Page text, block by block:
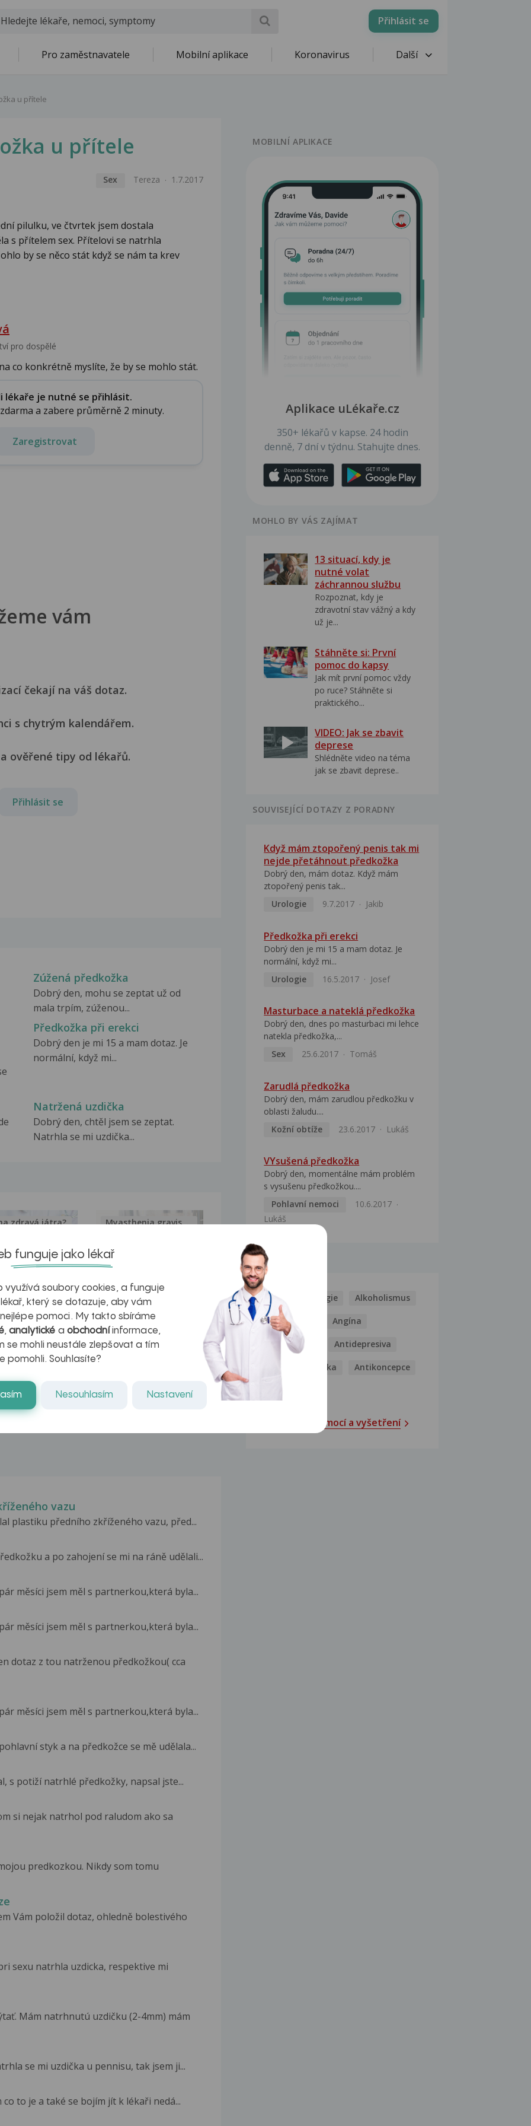
Přihlásit se
Pro zaměstnavatele Mobilní aplikace Koronavirus Další
u přítele
u přítele
Sex Tereza 1.7.2017
pilulku, ve čtvrtek jsem dostala
s přítelem sex. Přítelovi se natrhla
by se něco stát když se nám ta krev
pro dospělé
co konkrétně myslíte, že by se mohlo stát.
lékaře je nutné se přihlásit.
a zabere průměrně 2 minuty.
Zaregistrovat
vám
čekají na váš dotaz.
s chytrým kalendářem.
ověřené tipy od lékařů.
Přihlásit se
Zúžená předkožka
Dobrý den, mohu se zeptat už od
mala trpím, zúženou...
Předkožka při erekci
Dobrý den je mi 15 a mam dotaz. Je
normální, když mi...
Natržená uzdička
Dobrý den, chtěl jsem se zeptat.
Natrhla se mi uzdička...
v datech a
zdravá játra?
Inovativní
léčba
myastenie –
kteří ji...
Myasthenia gravis – vše, co...
vazu
plastiku předního zkříženého vazu, před...
a po zahojení se mi na ráně udělali...
měsíci jsem měl s partnerkou,která byla...
měsíci jsem měl s partnerkou,která byla...
dotaz z tou natrženou předkožkou( cca
měsíci jsem měl s partnerkou,která byla...
styk a na předkožce se mě udělala...
s potiží natrhlé předkožky, napsal jste...
si nejak natrhol pod raludom ako sa
predkozkou. Nikdy som tomu
Vám položil dotaz, ohledně bolestivého
sexu natrhla uzdicka, respektive mi
Mám natrhnutú uzdičku (2-4mm) mám
se mi uzdička u pennisu, tak jsem ji...
to je a také se bojím jít k lékaři nedá...
MOBILNÍ APLIKACE
Aplikace uLékaře.cz
350+ lékařů v kapse. 24 hodin
denně, 7 dní v týdnu. Stahujte dnes.
MOHLO BY VÁS ZAJÍMAT
13 situací, kdy je
nutné volat
záchrannou službu
Rozpoznat, kdy je
zdravotní stav vážný a kdy
už je...
Stáhněte si: První
pomoc do kapsy
Jak mít první pomoc vždy
po ruce? Stáhněte si
praktického...
VIDEO: Jak se zbavit
deprese
Shlédněte video na téma
jak se zbavit deprese..
SOUVISEJÍCÍ DOTAZY Z PORADNY
Když mám ztopořený penis tak mi
nejde přetáhnout předkožka
Dobrý den, mám dotaz. Když mám
ztopořený penis tak...
Urologie
9.7.2017 Jakib
Předkožka při erekci
Dobrý den je mi 15 a mam dotaz. Je
normální, když mi...
Urologie
16.5.2017 Josef
Masturbace a nateklá předkožka
Dobrý den, dnes po masturbaci mi lehce
natekla předkožka,...
Sex
25.6.2017 Tomáš
Zarudlá předkožka
Dobrý den, mám zarudlou předkožku v
oblasti žaludu....
Kožní obtíže
23.6.2017 Lukáš
VYsušená předkožka
Dobrý den, momentálne mám problém
s vysušenu předkožkou....
Pohlavní nemoci
10.6.2017
Lukáš
NEMOCI
Kašel Alergie Alkoholismus
Analgetika Angína
Antibiotika Antidepresiva
Antihistaminika Antikoncepce
Katalog nemocí a vyšetření
funguje jako lékař
využívá soubory cookies, a funguje
který se dotazuje, aby vám
pomoci. My takto sbíráme
,analytické a obchodníinformace,
se mohli neustále zlepšovat a tím
pomohli. Souhlasíte?
Nesouhlasím Nastavení